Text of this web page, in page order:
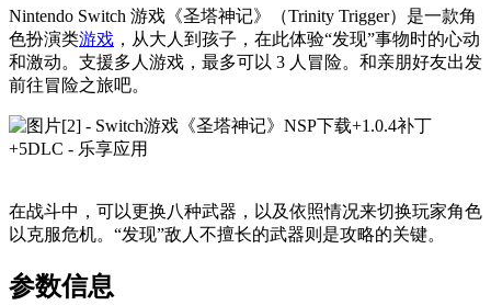
Nintendo Switch 游戏《圣塔神记》（Trinity Trigger）是一款角
色扮演类游戏 ，从大人到孩子，在此体验“发现”事物时的心动
和激动。支援多人游戏，最多可以 3 人冒险。和亲朋好友出发
前往冒险之旅吧。
在战斗中，可以更换八种武器，以及依照情况来切换玩家角色
以克服危机。“发现”敌人不擅长的武器则是攻略的关键。
参数信息